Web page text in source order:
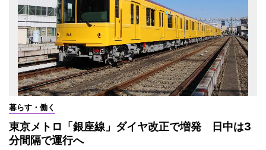
暮らす・働く
東京メトロ「銀座線」ダイヤ改正で増発 日中は3
分間隔で運行へ